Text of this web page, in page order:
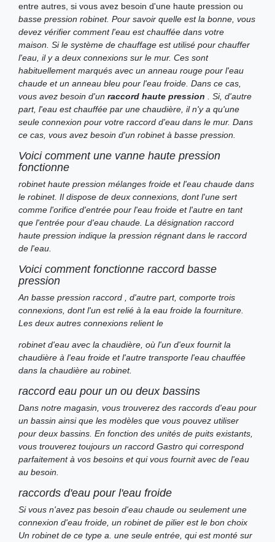
entre autres, si vous avez besoin d'une haute pression ou
basse pression robinet. Pour savoir quelle est la bonne, vous
devez vérifier comment l'eau est chauffée dans votre
maison. Si le système de chauffage est utilisé pour chauffer
l'eau, il y a deux connexions sur le mur. Ces sont
habituellement marqués avec un anneau rouge pour l'eau
chaude et un anneau bleu pour l'eau froide. Dans ce cas,
vous avez besoin d'un raccord haute pression
. Si, d'autre
part, l'eau est chauffée par une chaudière, il n'y a qu'une
seule connexion pour votre raccord d'eau dans le mur. Dans
ce cas, vous avez besoin d'un robinet à basse pression.
Voici comment une vanne haute pression
fonctionne
robinet haute pression mélanges froide et l'eau chaude dans
le robinet. Il dispose de deux connexions, dont l'une sert
comme l'orifice d'entrée pour l'eau froide et l'autre en tant
que l'entrée pour d'eau chaude. La désignation raccord
haute pression indique la pression régnant dans le raccord
de l'eau.
Voici comment fonctionne raccord basse
pression
An basse pression raccord
, d'autre part, comporte trois
connexions, dont l'un est relié à la eau froide la fourniture.
Les deux autres connexions relient le
robinet d'eau avec la chaudière, où l'un d'eux fournit la
chaudière à l'eau froide et l'autre transporte l'eau chauffée
dans la chaudière au robinet.
raccord eau pour un ou deux bassins
Dans notre magasin, vous trouverez des raccords d'eau pour
un bassin ainsi que les modèles que vous pouvez utiliser
pour deux bassins. En fonction des unités de puits existants,
vous trouverez toujours un raccord Gastro qui correspond
parfaitement à vos besoins et qui vous fournit avec de l'eau
au besoin.
raccords d'eau pour l'eau froide
Si vous n'avez pas besoin d'eau chaude ou seulement une
connexion d'eau froide, un robinet de pilier est le bon choix
Un robinet de ce type a. une seule entrée, qui est monté sur